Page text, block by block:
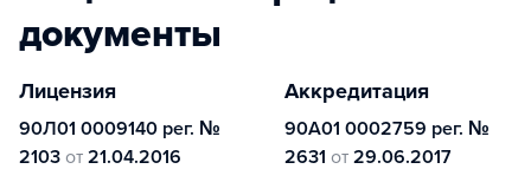
документы
Лицензия
90Л01 0009140 рег. №
2103 от 21.04.2016
Аккредитация
90А01 0002759 рег. №
2631 от 29.06.2017